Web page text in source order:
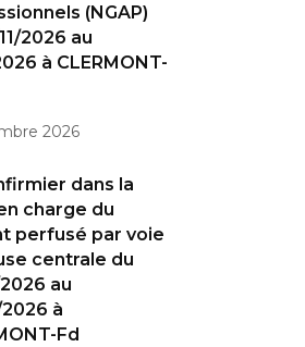
(NGAP)
2026 au
à CLERMONT-
2026
dans la
charge du
perfusé par voie
centrale du
au
à
Fd